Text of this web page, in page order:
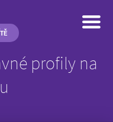
profily na